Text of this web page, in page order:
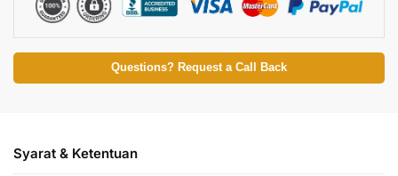
Questions? Request a Call Back
Syarat & Ketentuan